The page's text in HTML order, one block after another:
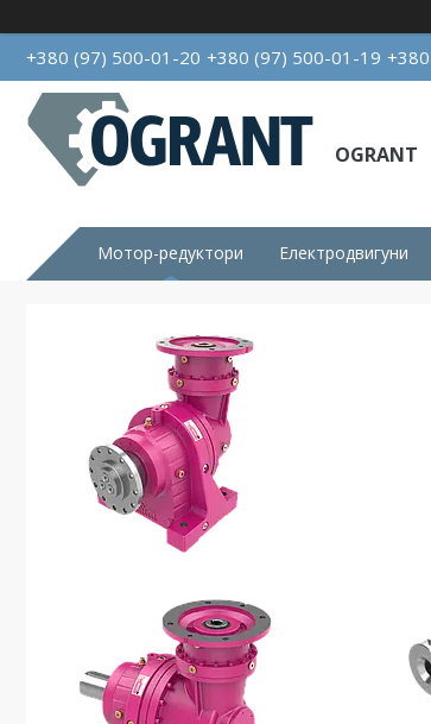
+380 (97) 500-01-20 +380 (97) 500-01-19
OGRANT
Мотор-редуктори Електродвигуни